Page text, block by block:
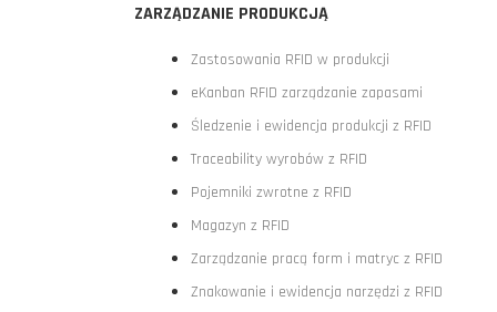
ZARZĄDZANIE PRODUKCJĄ
Zastosowania RFID w produkcji
eKanban RFID zarządzanie zapasami
Śledzenie i ewidencja produkcji z RFID
Traceability wyrobów z RFID
Pojemniki zwrotne z RFID
Magazyn z RFID
Zarządzanie pracą form i matryc z RFID
Znakowanie i ewidencja narzędzi z RFID